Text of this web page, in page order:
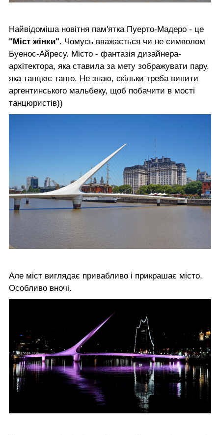
Найвідоміша новітня пам'ятка Пуерто-Мадеро - це
"Міст жінки". Чомусь вважається чи не символом
Буенос-Айресу. Місто - фантазія дизайнера-
архітектора, яка ставила за мету зображувати пару,
яка танцює танго. Не знаю, скільки треба випити
аргентинського мальбеку, щоб побачити в мості
танцюристів))
Але міст виглядає привабливо і прикрашає місто.
Особливо вночі.